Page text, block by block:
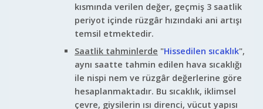
kısmında verilen değer, geçmiş 3 saatlik
periyot içinde rüzgâr hızındaki ani artışı
temsil etmektedir.
Saatlik tahminlerde "Hissedilen sıcaklık",
aynı saatte tahmin edilen hava sıcaklığı
ile nispi nem ve rüzgâr değerlerine göre
hesaplanmaktadır. Bu sıcaklık, iklimsel
çevre, giysilerin ısı direnci, vücut yapısı